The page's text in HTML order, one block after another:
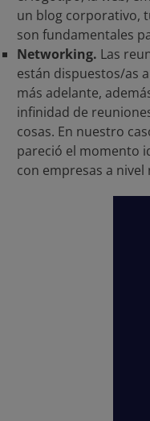
un blog corporativo,
son fundamentales
Networking. Las
están dispuestos/as
más adelante,
infinidad de
cosas. En nuestro
pareció el momento
con empresas a